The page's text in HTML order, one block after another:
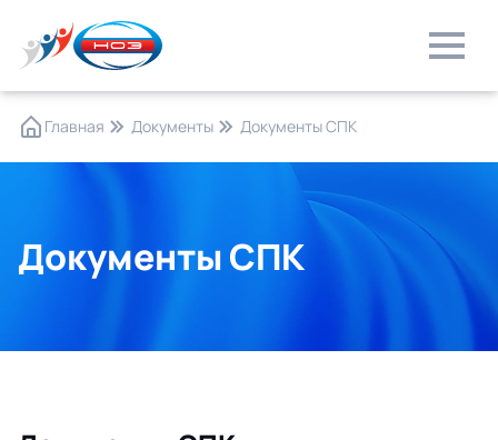
Главная Документы Документы СПК
Документы СПК